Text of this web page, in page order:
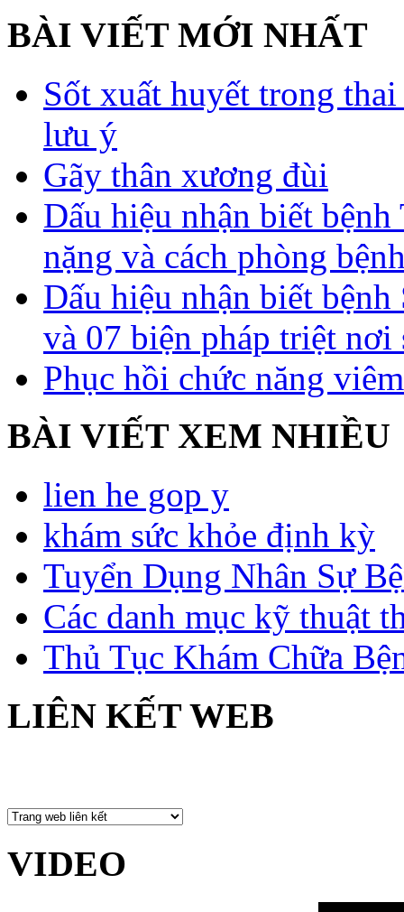
BÀI VIẾT MỚI NHẤT
Sốt xuất huyết trong
lưu ý
Gãy thân xương đùi
Dấu hiệu nhận biết
nặng và cách phòng
Dấu hiệu nhận biết
và 07 biện pháp triệt nơi
Phục hồi chức năng
BÀI VIẾT XEM NHIỀU
lien he gop y
khám sức khỏe định kỳ
Tuyển Dụng Nhân Sự
Các danh mục kỹ thuật
Thủ Tục Khám Chữa
LIÊN KẾT WEB
VIDEO